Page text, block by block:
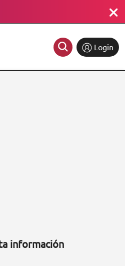
Login
información